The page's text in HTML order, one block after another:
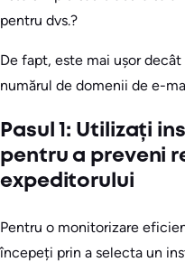
pentru dvs.?
De fapt, este mai ușor
numărul de domenii de e-
Pasul 1: Utilizați
pentru a preveni
expeditorului
Pentru o monitorizare
începeți prin a selecta un